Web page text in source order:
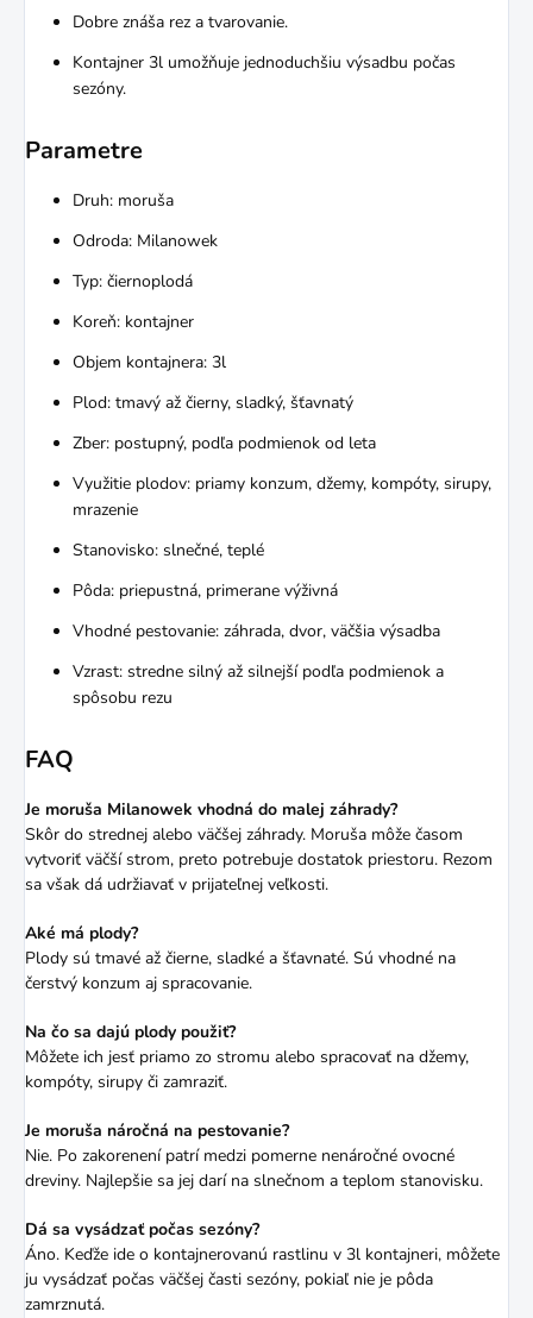
Dobre znáša rez a tvarovanie.
Kontajner 3l umožňuje jednoduchšiu výsadbu počas
sezóny.
Parametre
Druh: moruša
Odroda: Milanowek
Typ: čiernoplodá
Koreň: kontajner
Objem kontajnera: 3l
Plod: tmavý až čierny, sladký, šťavnatý
Zber: postupný, podľa podmienok od leta
Využitie plodov: priamy konzum, džemy, kompóty, sirupy,
mrazenie
Stanovisko: slnečné, teplé
Pôda: priepustná, primerane výživná
Vhodné pestovanie: záhrada, dvor, väčšia výsadba
Vzrast: stredne silný až silnejší podľa podmienok a
spôsobu rezu
FAQ
Je moruša Milanowek vhodná do malej záhrady?
Skôr do strednej alebo väčšej záhrady. Moruša môže časom
vytvoriť väčší strom, preto potrebuje dostatok priestoru. Rezom
sa však dá udržiavať v prijateľnej veľkosti.
Aké má plody?
Plody sú tmavé až čierne, sladké a šťavnaté. Sú vhodné na
čerstvý konzum aj spracovanie.
Na čo sa dajú plody použiť?
Môžete ich jesť priamo zo stromu alebo spracovať na džemy,
kompóty, sirupy či zamraziť.
Je moruša náročná na pestovanie?
Nie. Po zakorenení patrí medzi pomerne nenáročné ovocné
dreviny. Najlepšie sa jej darí na slnečnom a teplom stanovisku.
Dá sa vysádzať počas sezóny?
Áno. Keďže ide o kontajnerovanú rastlinu v 3l kontajneri, môžete
ju vysádzať počas väčšej časti sezóny, pokiaľ nie je pôda
zamrznutá.